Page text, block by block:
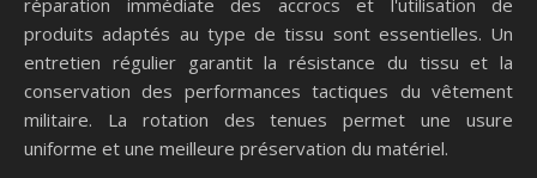
produits adaptés au type de tissu sont essentielles. Un
entretien régulier garantit la résistance du tissu et la
conservation des performances tactiques du vêtement
militaire. La rotation des tenues permet une usure
uniforme et une meilleure préservation du matériel.